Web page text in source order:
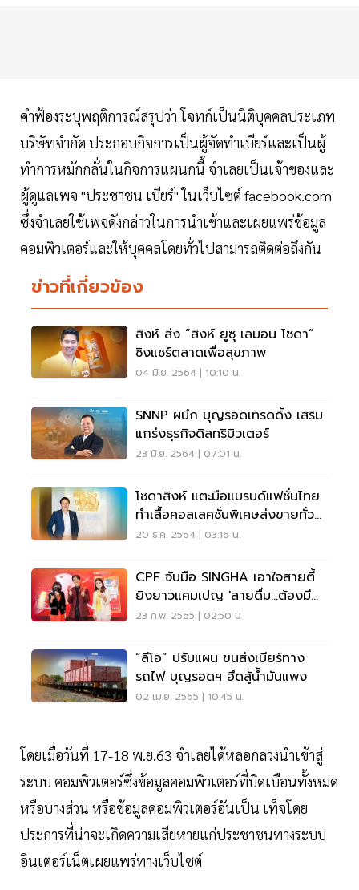
คำฟ้องระบุพฤติการณ์สรุปว่า โจทก์เป็นนิติบุคคลประเภท
บริษัทจำกัด ประกอบกิจการเป็นผู้จัดทำเบียร์และเป็นผู้
ทำการหมักกลั่นในกิจการแผนกนี้ จำเลยเป็นเจ้าของและ
ผู้ดูแลเพจ "ประชาชน เบียร์" ในเว็บไซต์ facebook.com
ซึ่งจำเลยใช้เพจดังกล่าวในการนำเข้าและเผยแพร่ข้อมูล
คอมพิวเตอร์และให้บุคคลโดยทั่วไปสามารถติดต่อถึงกัน
ข่าวที่เกี่ยวข้อง
สิงห์ ส่ง “สิงห์ ยูซุ เลมอน โซดา”
ชิงแชร์ตลาดเพื่อสุขภาพ
04 มิ.ย. 2564 | 10:10 น.
SNNP ผนึก บุญรอดเทรดดิ้ง เสริม
แกร่งธุรกิจดิสทริบิวเตอร์
23 มิ.ย. 2564 | 07:01 น.
โซดาสิงห์ แตะมือแบรนด์แฟชั่นไทย
ทำเสื้อคอลเลคชั่นพิเศษส่งขายทั่ว
โลก
20 ธ.ค. 2564 | 03:16 น.
CPF จับมือ SINGHA เอาใจสายตี้
ยิงยาวแคมเปญ 'สายดื่ม...ต้องมี
CP โบโลน่าพริก'
23 ก.พ. 2565 | 02:50 น.
“ลีโอ” ปรับแผน ขนส่งเบียร์ทาง
รถไฟ บุญรอดฯ ฮึดสู้น้ำมันแพง
02 เม.ย. 2565 | 10:45 น.
โดยเมื่อวันที่ 17-18 พ.ย.63 จำเลยได้หลอกลวงนำเข้าสู่
ระบบ คอมพิวเตอร์ซึ่งข้อมูลคอมพิวเตอร์ที่บิดเบือนทั้งหมด
หรือบางส่วน หรือข้อมูลคอมพิวเตอร์อันเป็น เท็จโดย
ประการที่น่าจะเกิดความเสียหายแก่ประชาชนทางระบบ
อินเตอร์เน็ตเผยแพร่ทางเว็บไซต์